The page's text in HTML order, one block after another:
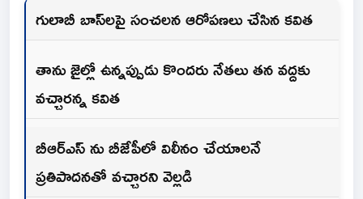
గులాబీ బాస్‌లపై సంచలన ఆరోపణలు చేసిన కవిత
తాను జైల్లో ఉన్నప్పుడు కొందరు నేతలు తన వద్దకు
వచ్చారన్న కవిత
బీఆర్ఎస్ ను బీజేపీలో విలీనం చేయాలనే
ప్రతిపాదనతో వచ్చారని వెల్లడి